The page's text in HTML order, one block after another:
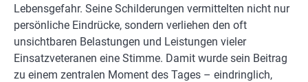
Lebensgefahr. Seine Schilderungen vermittelten nicht nur
persönliche Eindrücke, sondern verliehen den oft
unsichtbaren Belastungen und Leistungen vieler
Einsatzveteranen eine Stimme. Damit wurde sein Beitrag
zu einem zentralen Moment des Tages – eindringlich,